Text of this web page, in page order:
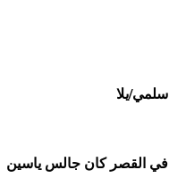
سلمي/يلا
في القصر كان جالس ياسين